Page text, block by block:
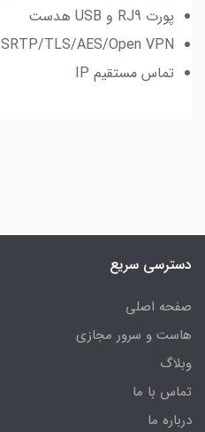
پورت RJ9 و USB هدست
SRTP/TLS/AES/Open VPN
تماس مستقیم IP
دسترسی سریع
صفحه اصلی
هاست و سرور مجازی
وبلاگ
تماس با ما
درباره ما